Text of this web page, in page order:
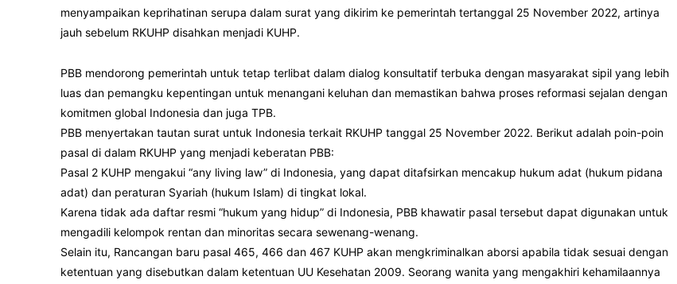
menyampaikan keprihatinan serupa dalam surat yang dikirim ke pemerintah tertanggal 25 November 2022, artinya
jauh sebelum RKUHP disahkan menjadi KUHP.
PBB mendorong pemerintah untuk tetap terlibat dalam dialog konsultatif terbuka dengan masyarakat sipil yang lebih
luas dan pemangku kepentingan untuk menangani keluhan dan memastikan bahwa proses reformasi sejalan dengan
komitmen global Indonesia dan juga TPB.
PBB menyertakan tautan surat untuk Indonesia terkait RKUHP tanggal 25 November 2022. Berikut adalah poin-poin
pasal di dalam RKUHP yang menjadi keberatan PBB:
Pasal 2 KUHP mengakui “any living law” di Indonesia, yang dapat ditafsirkan mencakup hukum adat (hukum pidana
adat) dan peraturan Syariah (hukum Islam) di tingkat lokal.
Karena tidak ada daftar resmi “hukum yang hidup” di Indonesia, PBB khawatir pasal tersebut dapat digunakan untuk
mengadili kelompok rentan dan minoritas secara sewenang-wenang.
Selain itu, Rancangan baru pasal 465, 466 dan 467 KUHP akan mengkriminalkan aborsi apabila tidak sesuai dengan
ketentuan yang disebutkan dalam ketentuan UU Kesehatan 2009. Seorang wanita yang mengakhiri kehamilaannya